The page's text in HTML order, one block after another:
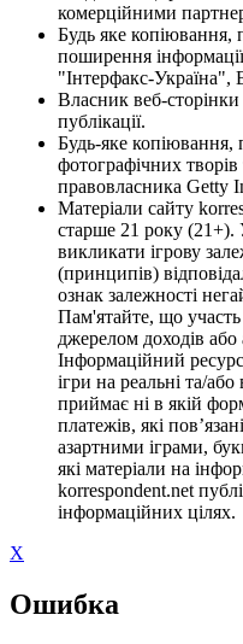
комерційними
Будь яке копіювання,
поширення
"Інтерфакс-Україна",
Власник веб-
публікації.
Будь-яке копіювання,
фотографічних творів
правовласника Getty
Матеріали сайту
старше 21 року (21+).
викликати ігрову
(принципів)
ознак залежності
Пам'ятайте, що
джерелом доходів або
Інформаційний
ігри на реальні та/
приймає ні в якій
платежів, які
азартними іграми,
які матеріали на
korrespondent.net
інформаційних цілях.
X
Ошибка